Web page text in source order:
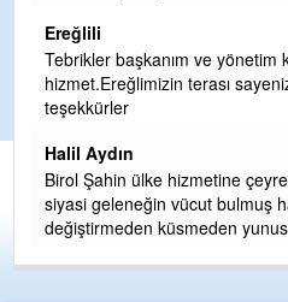
Ereğlili
Tebrikler başkanım ve yönetim
hizmet.Ereğlimizin terası
teşekkürler
Halil Aydın
Birol Şahin ülke hizmetine
siyasi geleneğin vücut bulmuş
değiştirmeden küsmeden yunus